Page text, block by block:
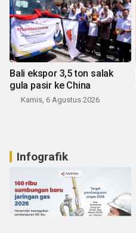
Bali ekspor 3,5 ton salak
gula pasir ke China
Kamis, 6 Agustus 2026
Infografik